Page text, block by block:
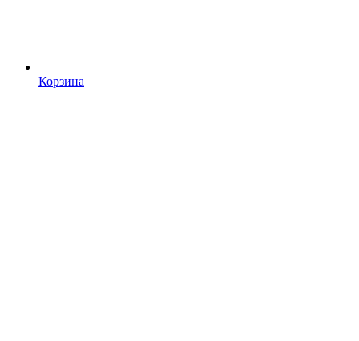
Корзина